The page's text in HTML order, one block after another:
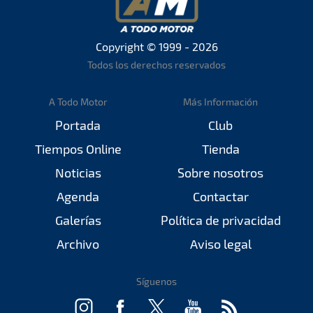
Copyright © 1999 - 2026
Todos los derechos reservados
A Todo Motor
Portada
Tiempos Online
Noticias
Agenda
Galerías
Archivo
Más Información
Club
Tienda
Sobre nosotros
Contactar
Política de privacidad
Aviso legal
Síguenos